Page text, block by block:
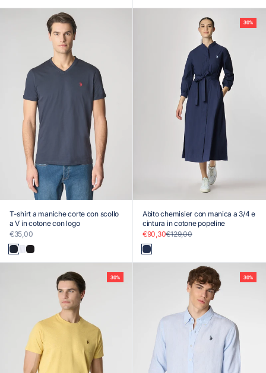
T-shirt a maniche corte con scollo
a V in cotone con logo
Prezzo scontato
€35,00
BluBianco
Nero
30%
Abito chemisier con manica a 3/4 e
cintura in cotone popeline
Prezzo scontato
€90,30Prezzo
€129,00
Blu
30% 30%